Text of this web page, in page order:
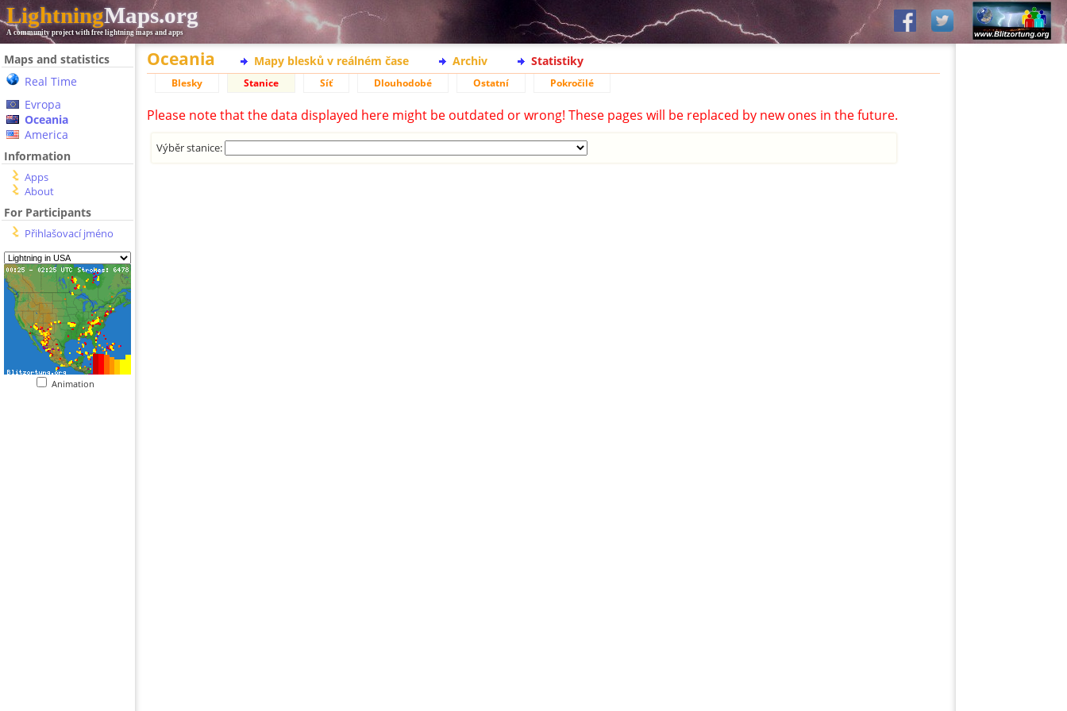
LightningMaps.org
A community project with free lightning maps and apps
Maps and statistics
Real Time
Evropa
Oceania
America
Information
Apps
About
For Participants
Přihlašovací jméno
Animation
Oceania Mapy blesků v reálném čase Archiv Statistiky
Blesky Stanice Síť Dlouhodobé Ostatní Pokročilé
Please note that the data displayed here might be outdated or wrong! These pages will be replaced by new ones in the future.
Výběr stanice: